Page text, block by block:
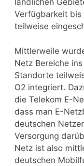
ländlichen
Verfügbarkeit bis
teilweise
Mittlerweile
Netz Bereiche
Standorte
O2 integriert.
die Telekom E-
dass man E-
deutschen
Versorgung
Netz ist also
deutschen